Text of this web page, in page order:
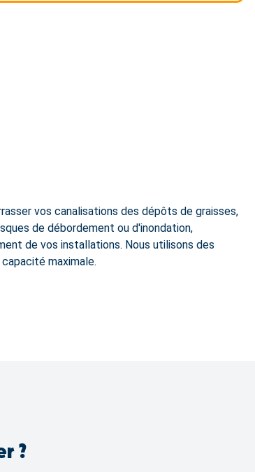
vos canalisations des dépôts de graisses,
de débordement ou d'inondation,
de vos installations. Nous utilisons des
maximale.
?